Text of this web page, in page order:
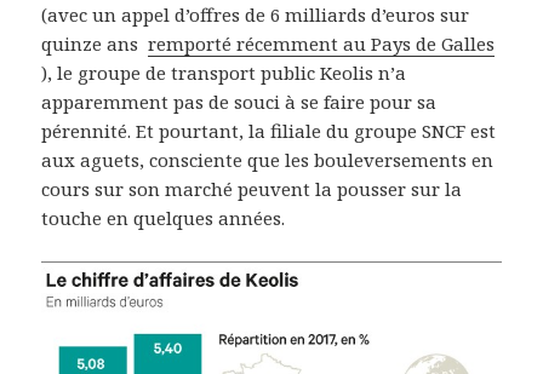
(avec un appel d’offres de 6 milliards d’euros sur
quinze ansremporté récemment au Pays de Galles
), le groupe de transport public Keolis n’a
apparemment pas de souci à se faire pour sa
pérennité. Et pourtant, la filiale du groupe SNCF est
aux aguets, consciente que les bouleversements en
cours sur son marché peuvent la pousser sur la
touche en quelques années.